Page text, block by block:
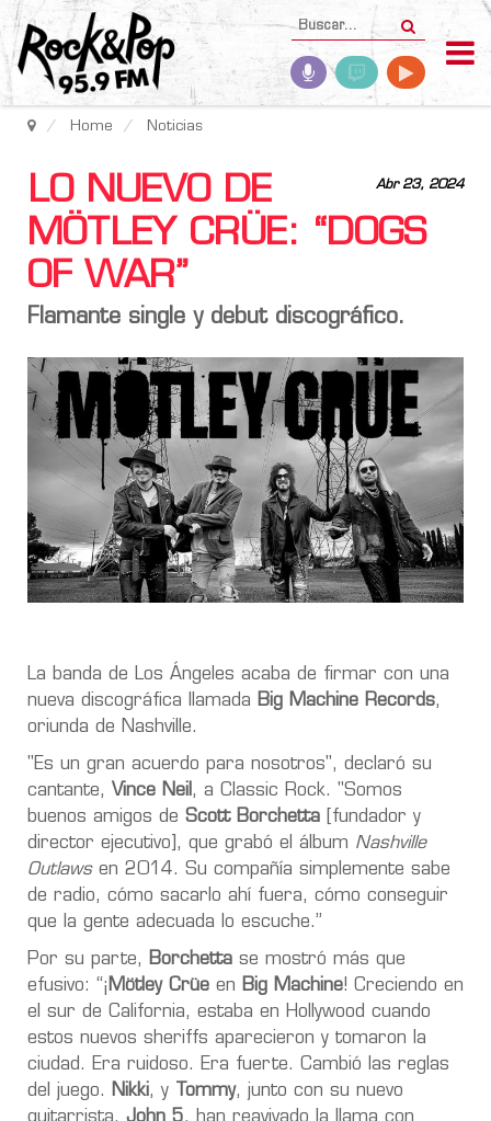
Home Noticias
Abr 23, 2024
LO NUEVO DE
MÖTLEY CRÜE: “DOGS
OF WAR”
Flamante single y debut discográfico.
La banda de Los Ángeles acaba de firmar con una
nueva discográfica llamada Big Machine Records,
oriunda de Nashville.
"Es un gran acuerdo para nosotros", declaró su
cantante, Vince Neil , a Classic Rock. "Somos
buenos amigos de Scott Borchetta [fundador y
director ejecutivo], que grabó el álbum Nashville
Outlawsen 2014. Su compañía simplemente sabe
de radio, cómo sacarlo ahí fuera, cómo conseguir
que la gente adecuada lo escuche.”
Por su parte, Borchetta se mostró más que
efusivo: “¡ Mötley Crüe en Big Machine! Creciendo en
el sur de California, estaba en Hollywood cuando
estos nuevos sheriffs aparecieron y tomaron la
ciudad. Era ruidoso. Era fuerte. Cambió las reglas
del juego.
Nikki, y Tommy, junto con su nuevo